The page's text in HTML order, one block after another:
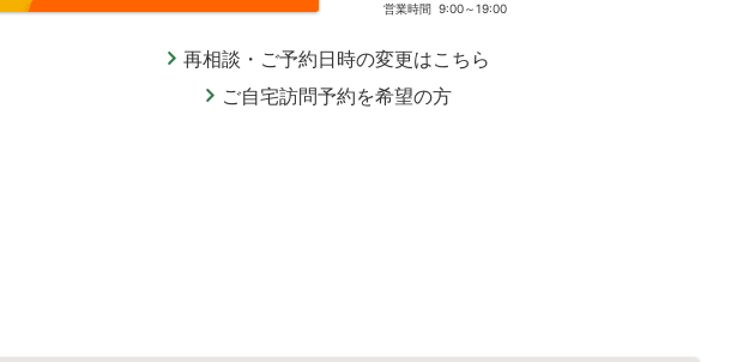
営業時間 9:00～19:00
再相談・ご予約日時の変更はこちら
ご自宅訪問予約を希望の方